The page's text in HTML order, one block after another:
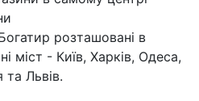
розташовані в
міст - Київ, Харків, Одеса,
Львів.